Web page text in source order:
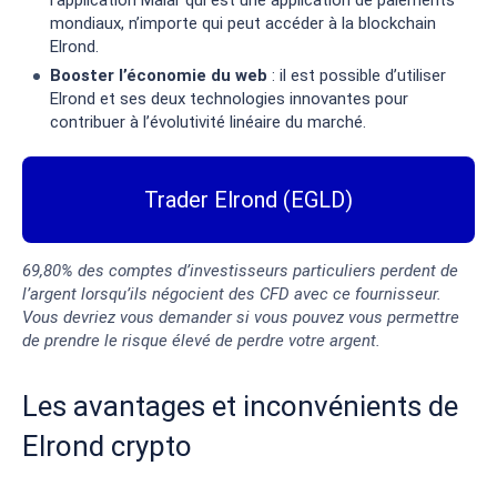
mondiaux, n’importe qui peut accéder à la blockchain
Elrond.
Booster l’économie du web : il est possible d’utiliser
Elrond et ses deux technologies innovantes pour
contribuer à l’évolutivité linéaire du marché.
Trader Elrond (EGLD)
69,80% des comptes d’investisseurs particuliers perdent de
l’argent lorsqu’ils négocient des CFD avec ce fournisseur.
Vous devriez vous demander si vous pouvez vous permettre
de prendre le risque élevé de perdre votre argent.
Les avantages et inconvénients de
Elrond crypto